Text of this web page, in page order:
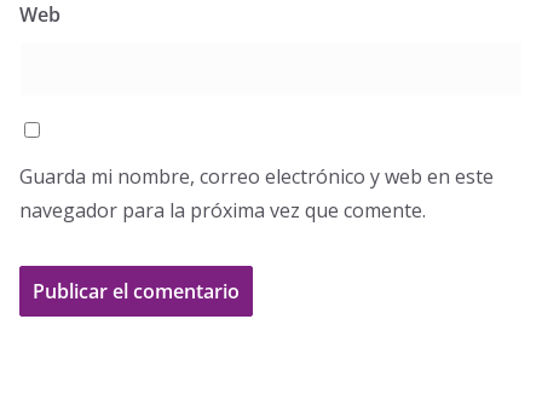
Web
Guarda mi nombre, correo electrónico y web en este
navegador para la próxima vez que comente.